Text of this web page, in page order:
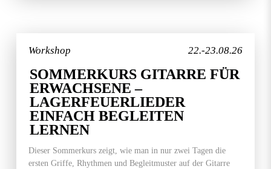
22.-23.08.26
Workshop
SOMMERKURS GITARRE FÜR
ERWACHSENE –
LAGERFEUERLIEDER
EINFACH BEGLEITEN
LERNEN
Dieser Sommerkurs zeigt, wie man in nur zwei Tagen die
ersten Griffe, Rhythmen und Begleitmuster auf der Gitarre